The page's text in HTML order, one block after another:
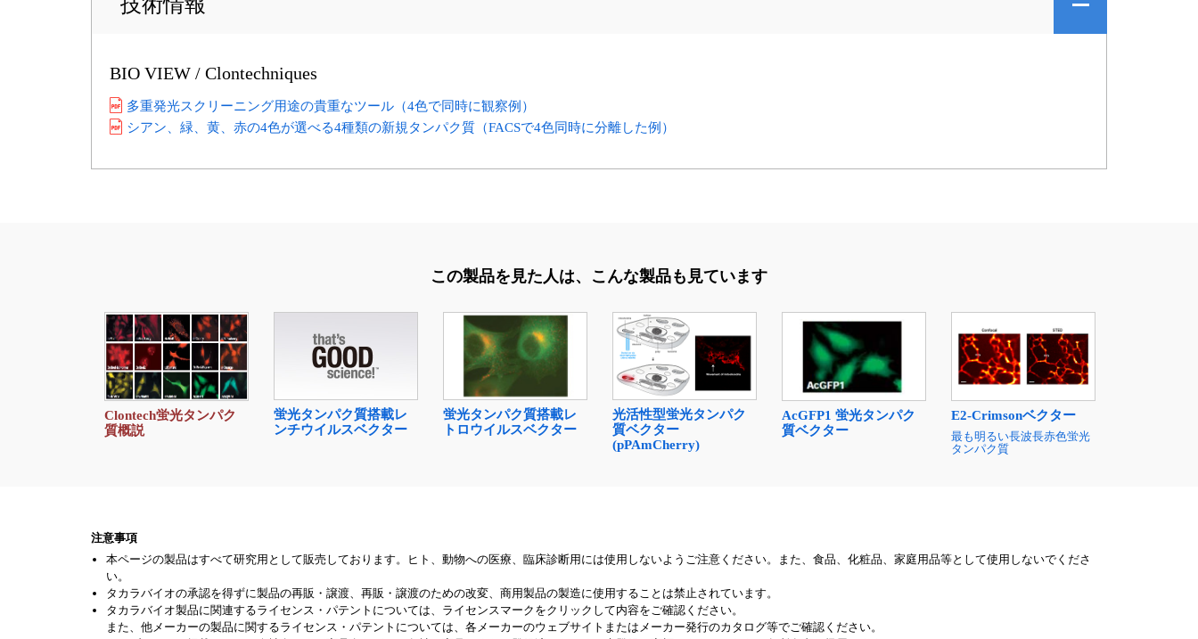
BIO VIEW / Clontechniques
多重発光スクリーニング用途の貴重なツール（4色で同時に観察例）
シアン、緑、黄、赤の4色が選べる4種類の新規タンパク質（FACSで4色同時に分離した例）
この製品を見た人は、 こんな製品も見ています
Clontech蛍光タンパク
質概説
蛍光タンパク質搭載レ
ンチウイルスベクター
蛍光タンパク質搭載レ
トロウイルスベクター
光活性型蛍光タンパク
質ベクター
(pPAmCherry)
AcGFP1 蛍光タンパク
質ベクター
E2-Crimsonベクター
最も明るい長波長赤色蛍光
タンパク質
注意事項
本ページの製品はすべて研究用として販売しております。ヒト、動物への医療、臨床診断用には使用しないようご注意ください。また、食品、化粧品、家庭用品等として使用しないでくださ
い。
タカラバイオの承認を得ずに製品の再販・譲渡、再販・譲渡のための改変、商用製品の製造に使用することは禁止されています。
タカラバイオ製品に関連するライセンス・パテントについては、ライセンスマークをクリックして内容をご確認ください。
また、他メーカーの製品に関するライセンス・パテントについては、各メーカーのウェブサイトまたはメーカー発行のカタログ等でご確認ください。